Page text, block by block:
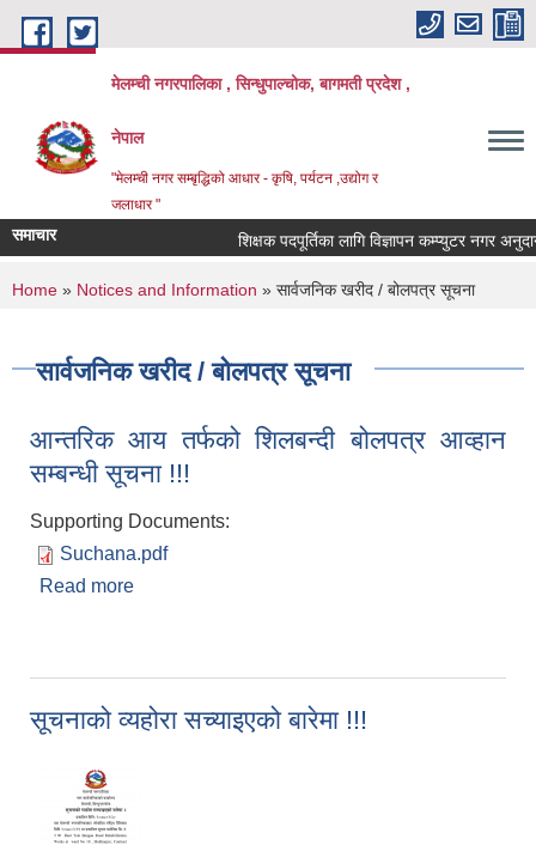
Skip to main content
मेलम्ची नगरपालिका , सिन्धुपाल्चोक, बागमती प्रदेश ,
नेपाल
"मेलम्ची नगर सम्बृद्धिको आधार - कृषि, पर्यटन ,उद्योग र
जलाधार "
समाचार शिक्षक पदपूर्तिका लागि विज्ञापन कम्प्युटर नगर अनुदान
You are here
Home » Notices and Information » सार्वजनिक खरीद / बोलपत्र सूचना
सार्वजनिक खरीद / बोलपत्र सूचना
आन्तरिक आय तर्फको शिलबन्दी बोलपत्र आव्हान
सम्बन्धी सूचना !!!
Supporting Documents:
Suchana.pdf
Read more
सूचनाको व्यहोरा सच्याइएको बारेमा !!!